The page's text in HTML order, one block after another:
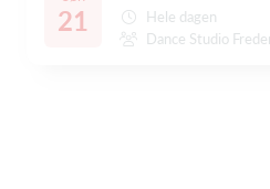
21
Hele dagen
Dance Studio